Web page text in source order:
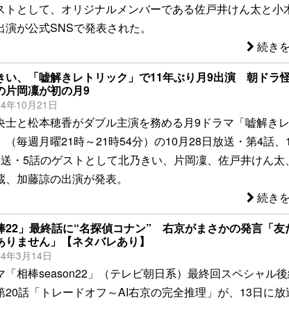
トとして、オリジナルメンバーである佐戸井けん太と小
演が公式SNSで発表された。
続き
い、「嘘解きレトリック」で11年ぶり月9出演 朝ドラ
片岡凜が初の月9
年10月21日
士と松本穂香がダブル主演を務める月9ドラマ「嘘解き
（毎週月曜21時～21時54分）の10月28日放送・第4話、
・5話のゲストとして北乃きい、片岡凜、佐戸井けん太
、加藤諒の出演が発表。
続き
22」最終話に“名探偵コナン” 右京がまさかの発言「友
りません」【ネタバレあり】
年3月14日
「相棒season22」（テレビ朝日系）最終回スペシャル後
20話「トレードオフ～AI右京の完全推理」が、13日に放